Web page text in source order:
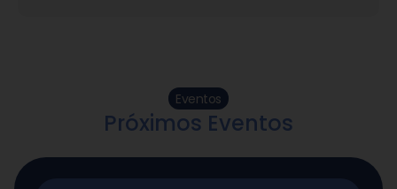
Eventos
Próximos Eventos